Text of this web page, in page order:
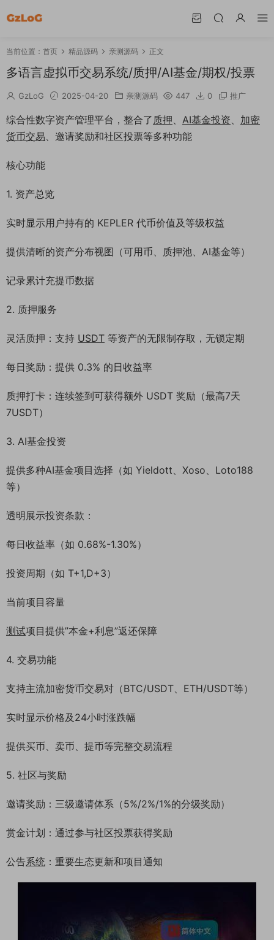
当前位置： 首页 精品源码 亲测源码 正文
多语言虚拟币交易系统/质押/AI基金/期权/投票
GzLoG 2025-04-20 亲测源码 447 0 推广
综合性数字资产管理平台，整合了 质押、 AI基金投资、 加密
货币交易、邀请奖励和社区投票等多种功能
核心功能
1. 资产总览
实时显示用户持有的 KEPLER 代币价值及等级权益
提供清晰的资产分布视图（可用币、质押池、AI基金等）
记录累计充提币数据
2. 质押服务
灵活质押：支持 USDT 等资产的无限制存取，无锁定期
每日奖励：提供 0.3% 的日收益率
质押打卡：连续签到可获得额外 USDT 奖励（最高7天
7USDT）
3. AI基金投资
提供多种AI基金项目选择（如 Yieldott、Xoso、Loto188
等）
透明展示投资条款：
每日收益率（如 0.68%-1.30%）
投资周期（如 T+1,D+3）
当前项目容量
测试项目提供”本金+利息”返还保障
4. 交易功能
支持主流加密货币交易对（BTC/USDT、ETH/USDT等）
实时显示价格及24小时涨跌幅
提供买币、卖币、提币等完整交易流程
5. 社区与奖励
邀请奖励：三级邀请体系（5%/2%/1%的分级奖励）
赏金计划：通过参与社区投票获得奖励
公告系统 ：重要生态更新和项目通知